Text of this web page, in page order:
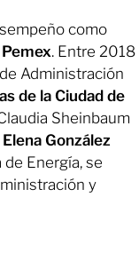
como
. Entre 2018
Administración
de la Ciudad de
Sheinbaum
González
Energía, se
y